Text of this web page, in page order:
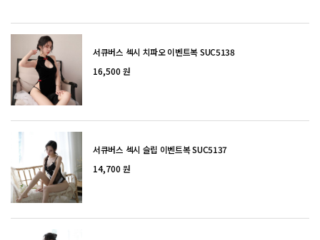
서큐버스 섹시 치파오 이벤트복 SUC5138
16,500 원
서큐버스 섹시 슬립 이벤트복 SUC5137
14,700 원